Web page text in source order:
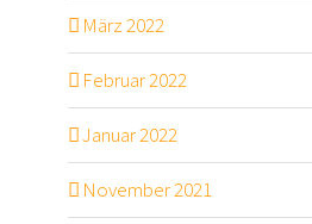
März 2022
Februar 2022
Januar 2022
November 2021